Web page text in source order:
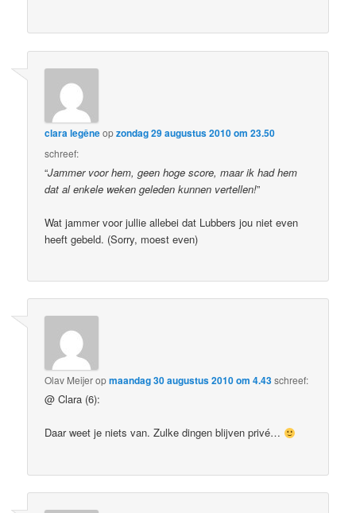
clara legêneopzondag 29 augustus 2010 om 23.50
schreef:
“Jammer voor hem, geen hoge score, maar ik had hem
dat al enkele weken geleden kunnen vertellen!”
Wat jammer voor jullie allebei dat Lubbers jou niet even
heeft gebeld. (Sorry, moest even)
Olav Meijeropmaandag 30 augustus 2010 om 4.43schreef:
@ Clara (6):
Daar weet je niets van. Zulke dingen blijven privé…